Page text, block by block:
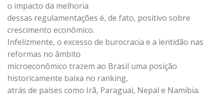
o impacto da melhoria
dessas regulamentações é, de fato, positivo sobre
crescimento econômico.
Infelizmente, o excesso de burocracia e a lentidão nas
reformas no âmbito
microeconômico trazem ao Brasil uma posição
historicamente baixa no ranking,
atrás de países como Irã, Paraguai, Nepal e Namíbia.